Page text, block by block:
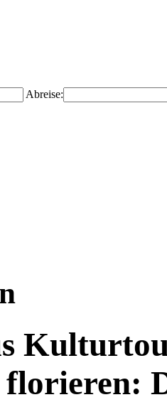
Abreise:
florieren: